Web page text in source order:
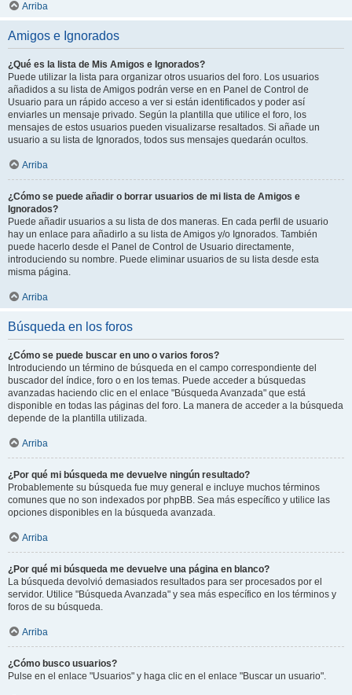
Arriba
Amigos e Ignorados
¿Qué es la lista de Mis Amigos e Ignorados?
Puede utilizar la lista para organizar otros usuarios del foro. Los usuarios
añadidos a su lista de Amigos podrán verse en en Panel de Control de
Usuario para un rápido acceso a ver si están identificados y poder así
enviarles un mensaje privado. Según la plantilla que utilice el foro, los
mensajes de estos usuarios pueden visualizarse resaltados. Si añade un
usuario a su lista de Ignorados, todos sus mensajes quedarán ocultos.
Arriba
¿Cómo se puede añadir o borrar usuarios de mi lista de Amigos e
Ignorados?
Puede añadir usuarios a su lista de dos maneras. En cada perfil de usuario
hay un enlace para añadirlo a su lista de Amigos y/o Ignorados. También
puede hacerlo desde el Panel de Control de Usuario directamente,
introduciendo su nombre. Puede eliminar usuarios de su lista desde esta
misma página.
Arriba
Búsqueda en los foros
¿Cómo se puede buscar en uno o varios foros?
Introduciendo un término de búsqueda en el campo correspondiente del
buscador del índice, foro o en los temas. Puede acceder a búsquedas
avanzadas haciendo clic en el enlace "Búsqueda Avanzada" que está
disponible en todas las páginas del foro. La manera de acceder a la búsqueda
depende de la plantilla utilizada.
Arriba
¿Por qué mi búsqueda me devuelve ningún resultado?
Probablemente su búsqueda fue muy general e incluye muchos términos
comunes que no son indexados por phpBB. Sea más específico y utilice las
opciones disponibles en la búsqueda avanzada.
Arriba
¿Por qué mi búsqueda me devuelve una página en blanco?
La búsqueda devolvió demasiados resultados para ser procesados por el
servidor. Utilice "Búsqueda Avanzada" y sea más específico en los términos y
foros de su búsqueda.
Arriba
¿Cómo busco usuarios?
Pulse en el enlace "Usuarios" y haga clic en el enlace "Buscar un usuario".